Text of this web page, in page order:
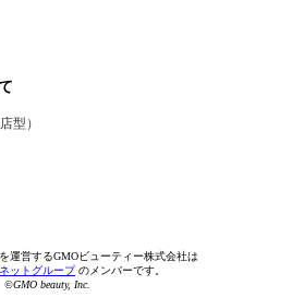
型）
運営するGMOビューティー株式会社は
ットグループのメンバーです。
©GMO beauty, Inc.